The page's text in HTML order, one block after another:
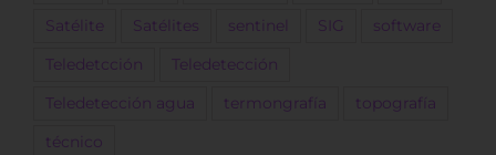
Satélite Satélites sentinel SIG software
Teledetcción Teledetección
Teledetección agua termongrafía topografía
técnico